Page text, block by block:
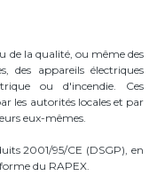
de la qualité, ou même des
des appareils électriques
ou d'incendie. Ces
les autorités locales et par
eux-mêmes.
2001/95/CE (DSGP), en
du RAPEX.